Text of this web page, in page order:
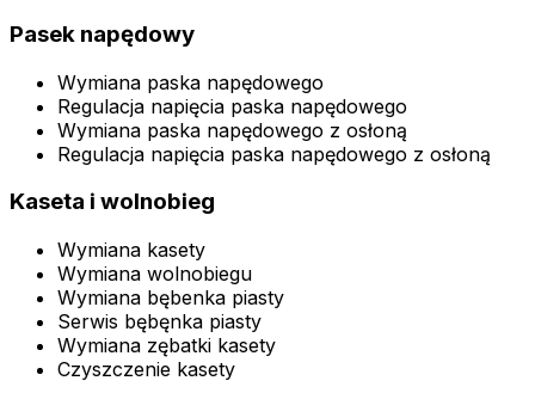
Pasek napędowy
Wymiana paska napędowego
Regulacja napięcia paska napędowego
Wymiana paska napędowego z osłoną
Regulacja napięcia paska napędowego z osłoną
Kaseta i wolnobieg
Wymiana kasety
Wymiana wolnobiegu
Wymiana bębenka piasty
Serwis bębęnka piasty
Wymiana zębatki kasety
Czyszczenie kasety